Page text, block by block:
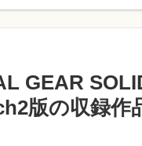
GEAR
版の収録作